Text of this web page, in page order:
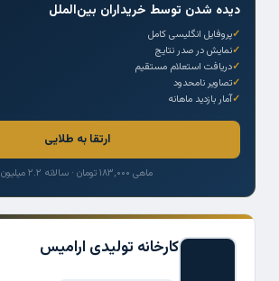
کارخانه تولیدی ارامیس
دیده شدن توسط خریداران بین‌الملل
پروفایل انگلیسی کامل
نمایش در صدر نتایج
دریافت استعلام مستقیم
تصاویر نامحدود
آمار بازدید ماهانه
ارتقا به طلایی
ماهی ۱۸۳,۰۰۰ تومان · سالانه ۲.۲ میلیون